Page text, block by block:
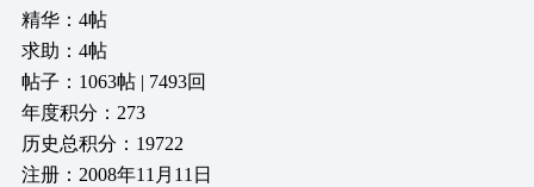
精华：4帖
求助：4帖
帖子：1063帖 | 7493回
年度积分：273
历史总积分：19722
注册：2008年11月11日